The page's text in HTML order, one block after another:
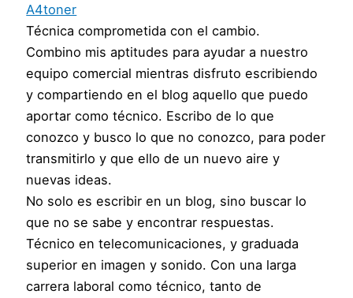
A4toner
Técnica comprometida con el cambio.
Combino mis aptitudes para ayudar a nuestro
equipo comercial mientras disfruto escribiendo
y compartiendo en el blog aquello que puedo
aportar como técnico. Escribo de lo que
conozco y busco lo que no conozco, para poder
transmitirlo y que ello de un nuevo aire y
nuevas ideas.
No solo es escribir en un blog, sino buscar lo
que no se sabe y encontrar respuestas.
Técnico en telecomunicaciones, y graduada
superior en imagen y sonido. Con una larga
carrera laboral como técnico, tanto de